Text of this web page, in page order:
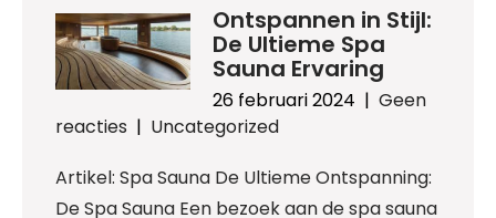
Ontspannen in Stijl:
De Ultieme Spa
Sauna Ervaring
26 februari 2024 | Geen
reacties | Uncategorized
Artikel: Spa Sauna De Ultieme Ontspanning:
De Spa Sauna Een bezoek aan de spa sauna